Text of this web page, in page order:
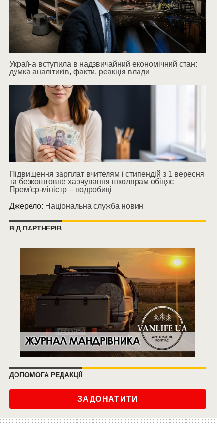
Україна вступила в надзвичайний економічний стан:
думка аналітиків, факти, реакція влади
Підвищення зарплат вчителям і стипендій з 1 вересня
та безкоштовне харчування школярам обіцяє
Прем’єр-міністр – подробиці
Джерело: Національна служба новин
ВІД ПАРТНЕРІВ
ДОПОМОГА РЕДАКЦІЇ
ЗАДОНАТИТИ